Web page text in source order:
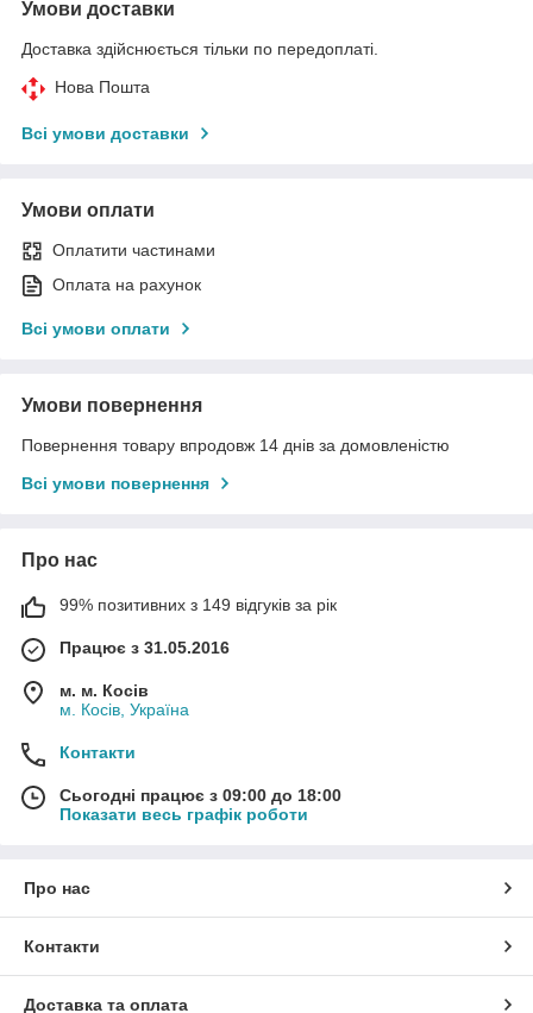
Умови доставки
Доставка здійснюється тільки по передоплаті.
Нова Пошта
Всі умови доставки
Умови оплати
Оплатити частинами
Оплата на рахунок
Всі умови оплати
Умови повернення
Повернення товару впродовж 14 днів за домовленістю
Всі умови повернення
Про нас
99% позитивних з 149 відгуків за рік
Працює з 31.05.2016
м. м. Косів
м. Косів, Україна
Контакти
Сьогодні працює з 09:00 до 18:00
Показати весь графік роботи
Про нас
Контакти
Доставка та оплата